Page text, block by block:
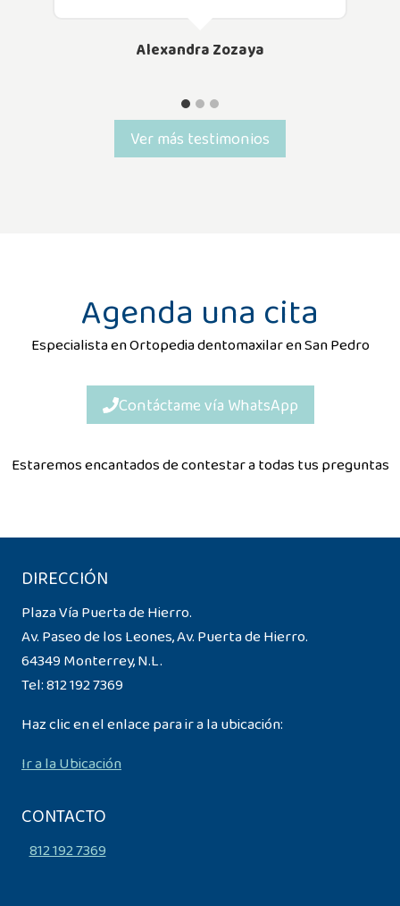
Alexandra Zozaya
Ver más testimonios
Agenda una cita
Especialista en Ortopedia dentomaxilar en San Pedro
Contáctame vía WhatsApp
Estaremos encantados de contestar a todas tus preguntas
DIRECCIÓN
Plaza Vía Puerta de Hierro.
Av. Paseo de los Leones, Av. Puerta de Hierro.
64349 Monterrey, N.L.
Tel:812 192 7369
Haz clic en el enlace para ir a la ubicación:
Ir a la Ubicación
CONTACTO
812 192 7369